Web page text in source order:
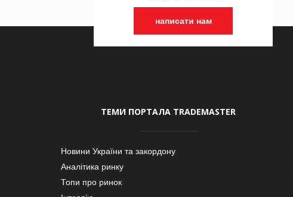
написати нам
ТЕМИ ПОРТАЛА TRADEMASTER
Новини України та закордону
Аналітика ринку
Топи про ринок